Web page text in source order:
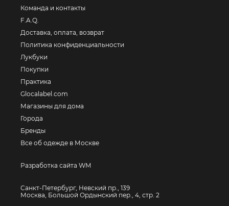
Команда и контакты
F.A.Q.
Доставка, оплата, возврат
Политика конфиденциальности
Лукбуки
Покупки
Практика
Glocalabel.com
Магазины для дома
Города
Бренды
Все об одежде в Москве
Разработка сайта WM
Санкт-Петербург, Невский пр., 139
Москва, Большой Ордынский пер., 4, стр. 2